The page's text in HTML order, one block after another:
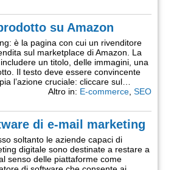
su Amazon
è la pagina con cui un rivenditore
sul marketplace di Amazon. La
un titolo, delle immagini, una
Il testo deve essere convincente
l’azione cruciale: cliccare sul…
Altro in: E-commerce SEO
di e-mail marketing
soltanto le aziende capaci di
digitale sono destinate a restare a
senso delle piattaforme come